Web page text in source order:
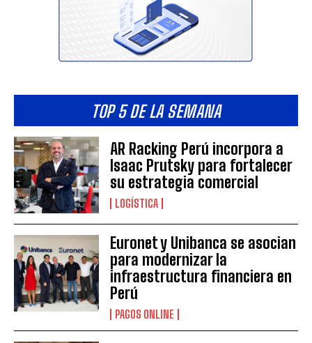
TOP 5 DE LA SEMANA
AR Racking Perú incorpora a
Isaac Prutsky para fortalecer
su estrategia comercial
LOGÍSTICA
Euronet y Unibanca se asocian
para modernizar la
infraestructura financiera en
Perú
PAGOS ONLINE